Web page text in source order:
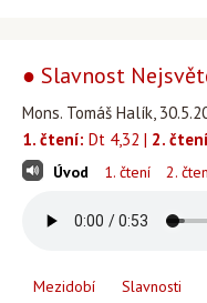
● Slavnost
Mons. Tomáš Halík,
1. čtení: Dt 4,32 | 2.
Úvod 1. čtení 2.
Mezidobí Slavnosti